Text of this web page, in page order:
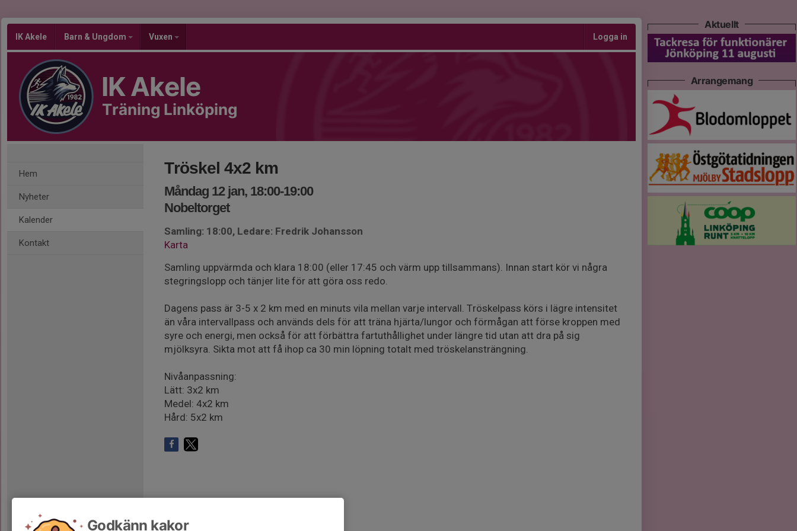
IK Akele Barn & Ungdom Vuxen Logga in
IK Akele
Träning Linköping
Hem
Nyheter
Kalender
Kontakt
Tröskel 4x2 km
Måndag 12 jan, 18:00-19:00
Nobeltorget
Samling: 18:00, Ledare: Fredrik Johansson
Karta
Samling uppvärmda och klara 18:00 (eller 17:45 och värm upp tillsammans). Innan start kör vi några
stegringslopp och tänjer lite för att göra oss redo.
Dagens pass är 3-5 x 2 km med en minuts vila mellan varje intervall. Tröskelpass körs i lägre intensitet
än våra intervallpass och används dels för att träna hjärta/lungor och förmågan att förse kroppen med
syre och energi, men också för att förbättra fartuthållighet under längre tid utan att dra på sig
mjölksyra. Sikta mot att få ihop ca 30 min löpning totalt med tröskelansträngning.
Nivåanpassning:
Lätt: 3x2 km
Medel: 4x2 km
Hård: 5x2 km
Aktuellt
Arrangemang
Godkänn kakor